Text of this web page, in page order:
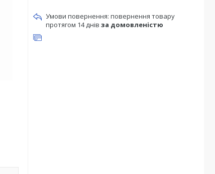
повернення товару
протягом 14 днів за домовленістю